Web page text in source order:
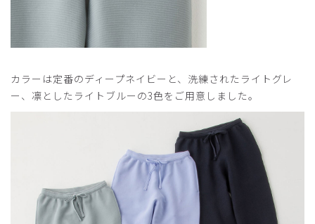
カラーは定番のディープネイビーと、洗練されたライトグレ
ー、凛としたライトブルーの3色をご用意しました。